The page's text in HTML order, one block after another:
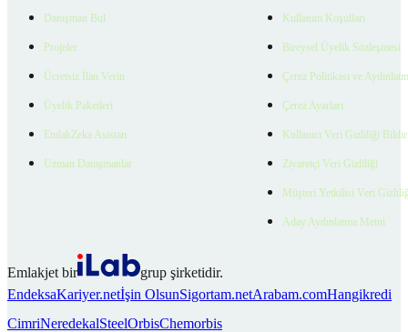
Danışman Bul
Projeler
Ücretsiz İlan Verin
Üyelik Paketleri
EmlakZeka Asistan
Uzman Danışmanlar
Kullanım Koşulları
Bireysel Üyelik Sözleşmesi
Çerez Politikası ve
Çerez Ayarları
Kullanıcı Veri Gizliliği
Ziyaretçi Veri Gizliliği
Müşteri Yetkilisi Veri
Aday Aydınlatma Metni
Emlakjet bir
grup şirketidir.
EndeksaKariyer.netİşin OlsunSigortam.netArabam.comHangikredi
CimriNeredekalSteelOrbisChemorbis